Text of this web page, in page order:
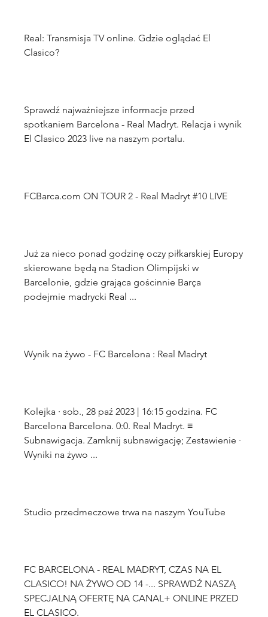
Real: Transmisja TV online. Gdzie oglądać El
Sprawdź najważniejsze informacje przed
spotkaniem Barcelona - Real Madryt. Relacja i wynik
Już za nieco ponad godzinę oczy piłkarskiej Europy
skierowane będą na Stadion Olimpijski w
Barcelonie, gdzie grająca gościnnie Barça
Kolejka · sob., 28 paź 2023 | 16:15 godzina. FC
Barcelona Barcelona. 0:0. Real Madryt. ≡
Subnawigacja. Zamknij subnawigację; Zestawienie ·
FC BARCELONA - REAL MADRYT, CZAS NA EL
CLASICO! NA ŻYWO OD 14 -... SPRAWDŹ NASZĄ
SPECJALNĄ OFERTĘ NA CANAL+ ONLINE PRZED
EL CLASICO.